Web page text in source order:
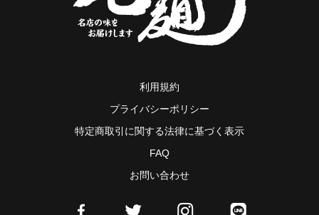
利用規約
プライバシーポリシー
特定商取引に関する法律に基づく表示
FAQ
お問い合わせ